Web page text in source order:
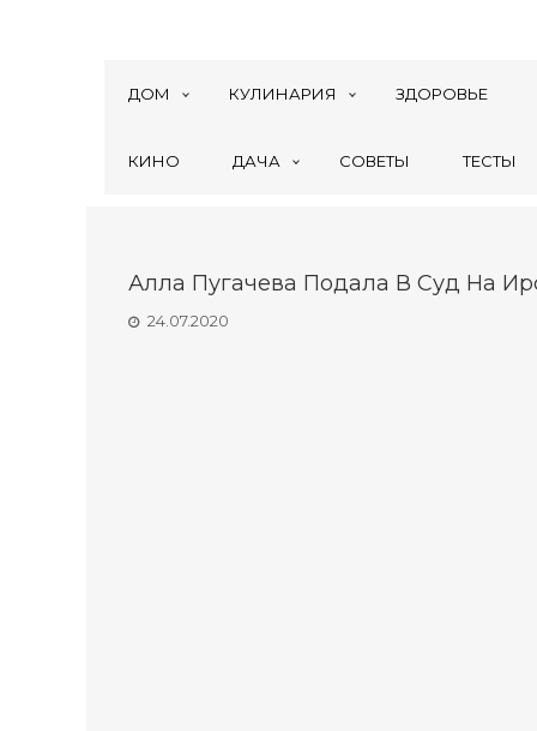
ДОМ КУЛИНАРИЯ ЗДОРОВЬЕ
КИНО ДАЧА СОВЕТЫ ТЕСТЫ
Алла Пугачева Подала В Суд На
24.07.2020